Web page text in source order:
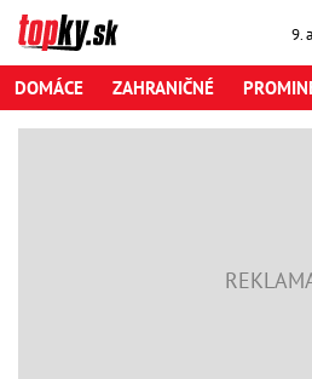
9.
DOMÁCE ZAHRANIČNÉ